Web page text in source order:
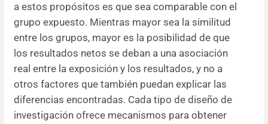
a estos propósitos es que sea comparable con el
grupo expuesto. Mientras mayor sea la similitud
entre los grupos, mayor es la posibilidad de que
los resultados netos se deban a una asociación
real entre la exposición y los resultados, y no a
otros factores que también puedan explicar las
diferencias encontradas. Cada tipo de diseño de
investigación ofrece mecanismos para obtener